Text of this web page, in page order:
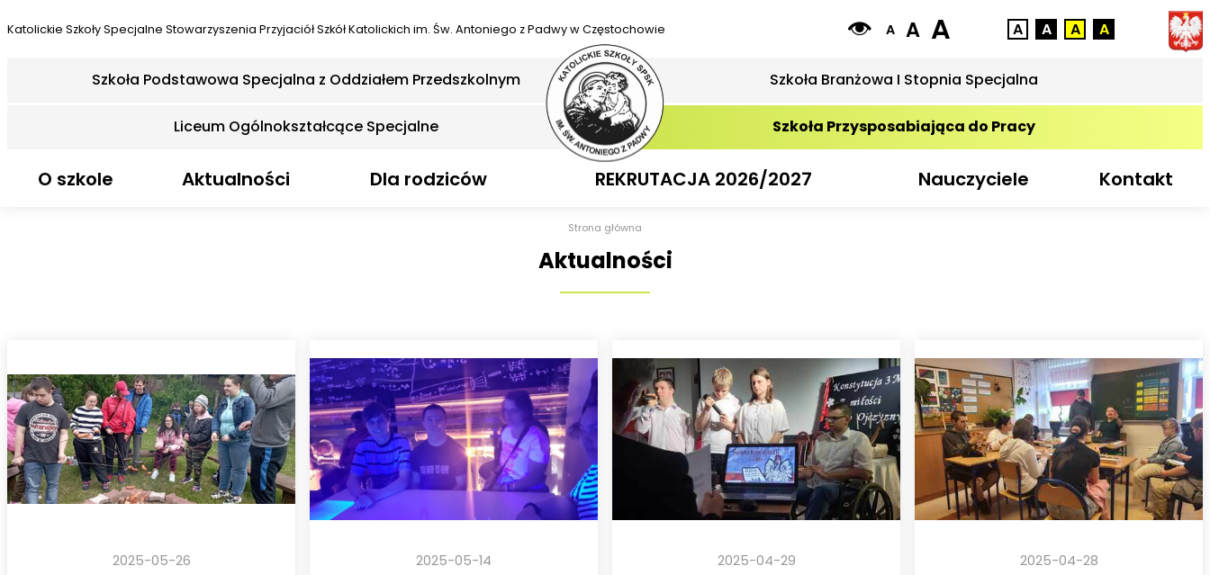
A A A A A A A
Katolickie Szkoły Specjalne Stowarzyszenia Przyjaciół Szkół Katolickich im. Św. Antoniego z Padwy w Częstochowie
Szkoła Podstawowa Specjalna z Oddziałem Przedszkolnym
Liceum Ogólnokształcące Specjalne
Szkoła Branżowa I Stopnia Specjalna
Szkoła Przysposabiająca do Pracy
O szkole Aktualności Dla rodziców REKRUTACJA 2026/2027 Nauczyciele Kontakt
Strona główna
Aktualności
2025-05-26 2025-05-14 2025-04-29 2025-04-28